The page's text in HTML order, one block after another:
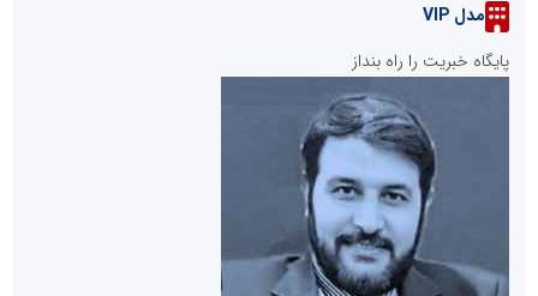
مدل VIP
پایگاه خبریت را راه بنداز